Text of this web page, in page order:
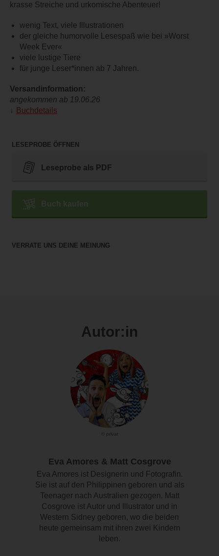
krasse Streiche und urkomische Abenteuer!
wenig Text, viele Illustrationen
der gleiche humorvolle Lesespaß wie bei »Worst
Week Ever«
viele lustige Tiere
für junge Leser*innen ab 7 Jahren.
Versandinformation:
angekommen ab 19.06.26
Buchdetails
LESEPROBE ÖFFNEN
Leseprobe als PDF
Buch kaufen
VERRATE UNS DEINE MEINUNG
Autor:in
© privat
Eva Amores & Matt Cosgrove
Eva Amores ist Designerin und Fotografin.
Sie ist auf den Philippinen geboren und als
Teenager nach Australien gezogen. Matt
Cosgrove ist Autor und Illustrator und in
Western Sidney geboren, wo die beiden
heute gemeinsam mit ihren zwei Kindern
leben.